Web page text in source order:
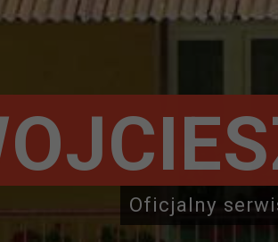
Oficjalny